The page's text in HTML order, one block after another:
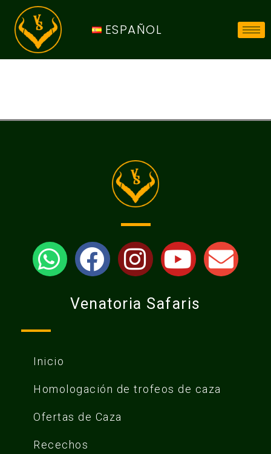
ESPAÑOL
Venatoria Safaris
Inicio
Homologación de trofeos de caza
Ofertas de Caza
Recechos